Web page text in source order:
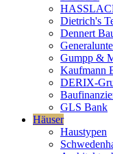
Dietrich's
Dennert
Gumpp &
Kaufmann
DERIX-
GLS Bank
Häuser
Haustypen